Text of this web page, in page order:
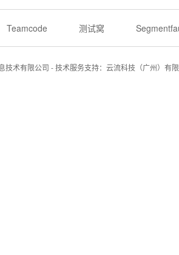
Teamcode 测试窝
技术有限公司 - 技术服务支持：云流科技（广州）有